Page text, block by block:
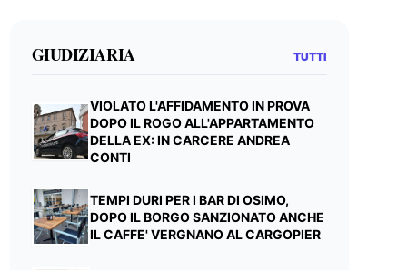
GIUDIZIARIA TUTTI
VIOLATO L'AFFIDAMENTO IN PROVA
DOPO IL ROGO ALL'APPARTAMENTO
DELLA EX: IN CARCERE ANDREA
CONTI
TEMPI DURI PER I BAR DI OSIMO,
DOPO IL BORGO SANZIONATO ANCHE
IL CAFFE' VERGNANO AL CARGOPIER